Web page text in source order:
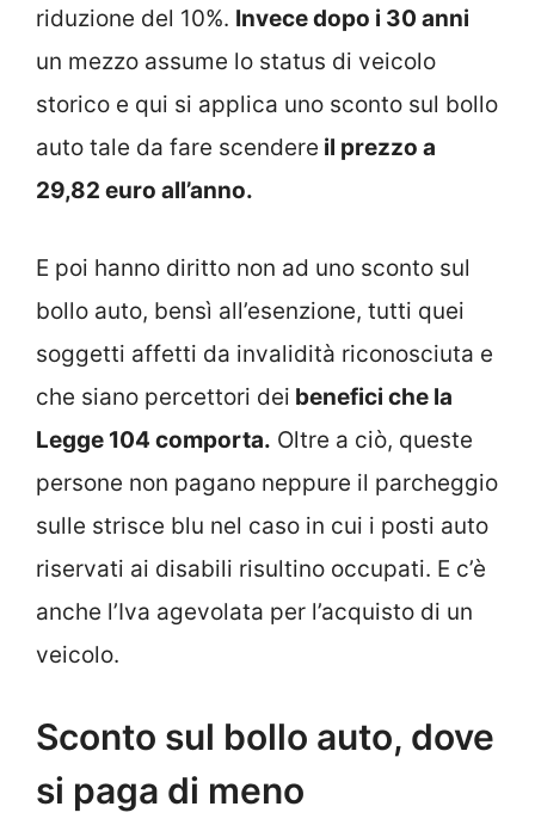
riduzione del 10%. Invece dopo i 30 anni
un mezzo assume lo status di veicolo
storico e qui si applica uno sconto sul bollo
auto tale da fare scendere il prezzo a
29,82 euro all’anno.
E poi hanno diritto non ad uno sconto sul
bollo auto, bensì all’esenzione, tutti quei
soggetti affetti da invalidità riconosciuta e
che siano percettori dei benefici che la
Legge 104 comporta. Oltre a ciò, queste
persone non pagano neppure il parcheggio
sulle strisce blu nel caso in cui i posti auto
riservati ai disabili risultino occupati. E c’è
anche l’Iva agevolata per l’acquisto di un
veicolo.
Sconto sul bollo auto, dove
si paga di meno